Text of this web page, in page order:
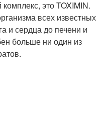
это TOXIMIN.
всех известных
и сердца до печени и
больше ни один из